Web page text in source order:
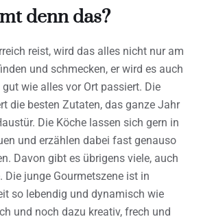
denn das?
reist, wird das alles nicht nur am
und schmecken, er wird es auch
wie alles vor Ort passiert. Die
die besten Zutaten, das ganze Jahr
Die Köche lassen sich gern in
und erzählen dabei fast genauso
Davon gibt es übrigens viele, auch
Die junge Gourmetszene ist in
so lebendig und dynamisch wie
und noch dazu kreativ, frech und